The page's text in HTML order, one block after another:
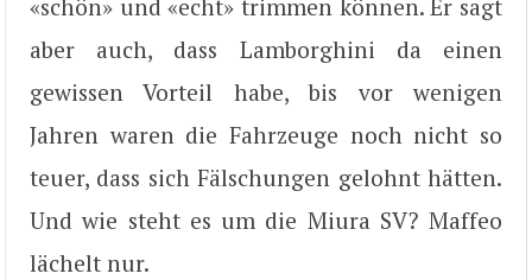
«schön» und «echt» trimmen können. Er sagt
aber auch, dass Lamborghini da einen
gewissen Vorteil habe, bis vor wenigen
Jahren waren die Fahrzeuge noch nicht so
teuer, dass sich Fälschungen gelohnt hätten.
Und wie steht es um die Miura SV? Maffeo
lächelt nur.